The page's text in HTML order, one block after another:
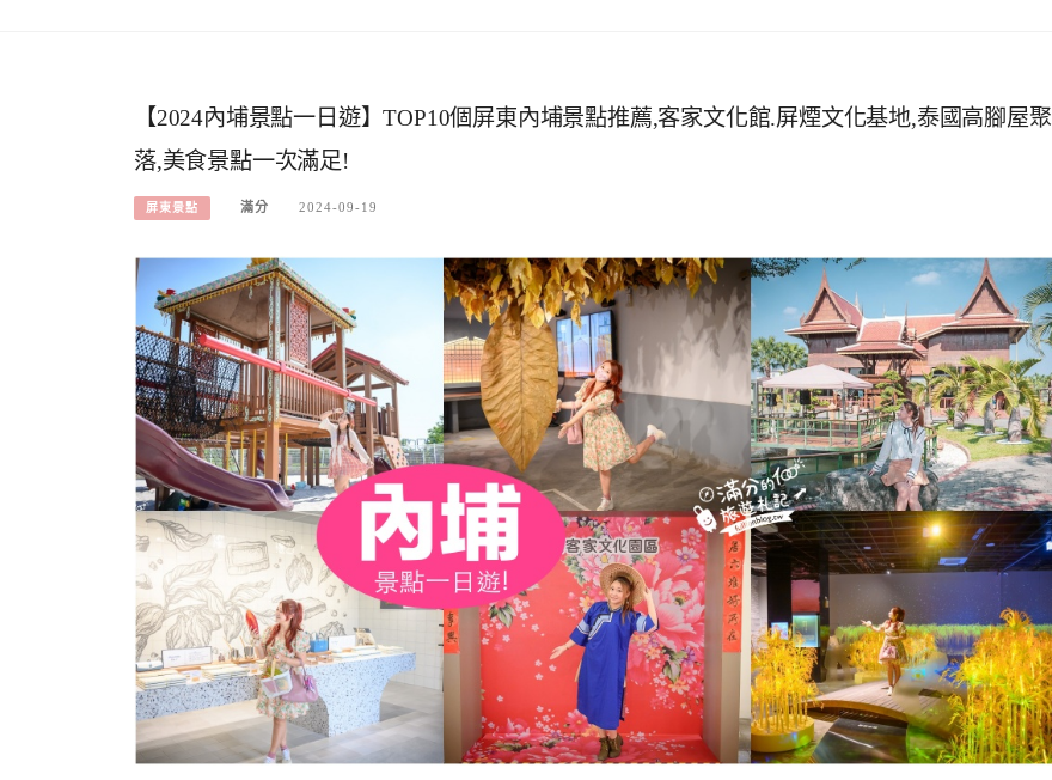
【2024內埔景點一日遊】TOP10個屏東內埔景點推薦,客家文化館.屏煙文化基地,泰國高腳屋聚
落,美食景點一次滿足!
屏東景點 滿分 2024-09-19